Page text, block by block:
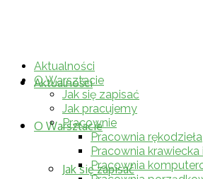
Aktualności
O Warsztacie
Jak się zapisać
Aktualności
O Warsztacie
Jak się zapisać
Jak pracujemy
Pracownie
Pracownia rękodzieła
Pracownia
Pracownia